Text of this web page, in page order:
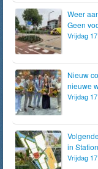
Weer
Geen
Vrijdag
Nieuw
nieuwe
Vrijdag
in
Vrijdag